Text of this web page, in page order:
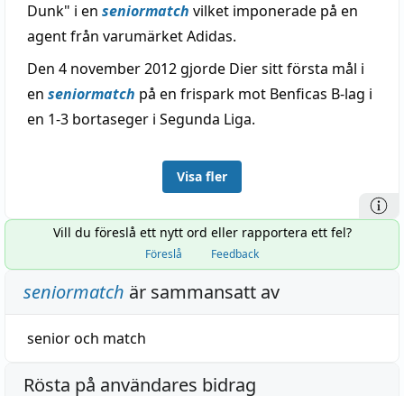
Dunk" i en seniormatch vilket imponerade på en
agent från varumärket Adidas.
Den 4 november 2012 gjorde Dier sitt första mål i
en seniormatch på en frispark mot Benficas B-lag i
en 1-3 bortaseger i Segunda Liga.
Visa fler
Vill du föreslå ett nytt ord eller rapportera ett fel?
Föreslå Feedback
seniormatch är sammansatt av
senioroch match
Rösta på användares bidrag